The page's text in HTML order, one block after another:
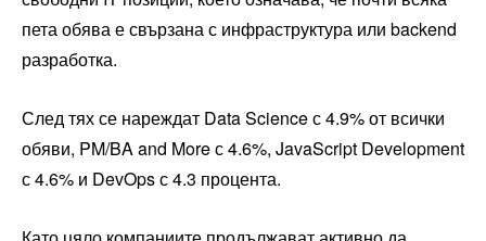
пета обява е свързана с инфраструктура или backend
разработка.
След тях се нареждат Data Science с 4.9% от всички
обяви, PM/BA and More с 4.6%, JavaScript Development
с 4.6% и DevOps с 4.3 процента.